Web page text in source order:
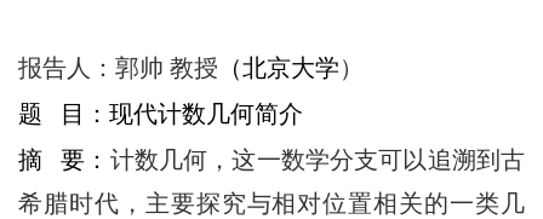
报告人： 郭帅 教授 （北京大学）
题 目： 现代计数几何简介
摘 要： 计数几何，这一数学分支可以追溯到古
希腊时代，主要探究与相对位置相关的一类几